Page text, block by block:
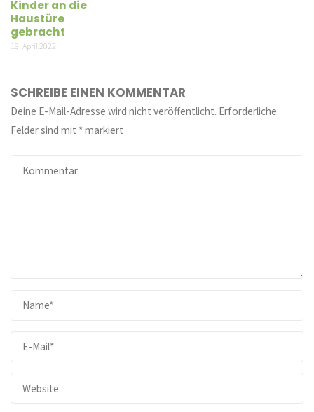
Kinder an die
Haustüre
gebracht
18. April 2022
SCHREIBE EINEN KOMMENTAR
Deine E-Mail-Adresse wird nicht veröffentlicht. Erforderliche
Felder sind mit *markiert